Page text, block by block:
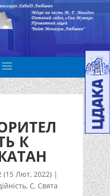
К
(15 Лют, 2022) |
, С, Свята